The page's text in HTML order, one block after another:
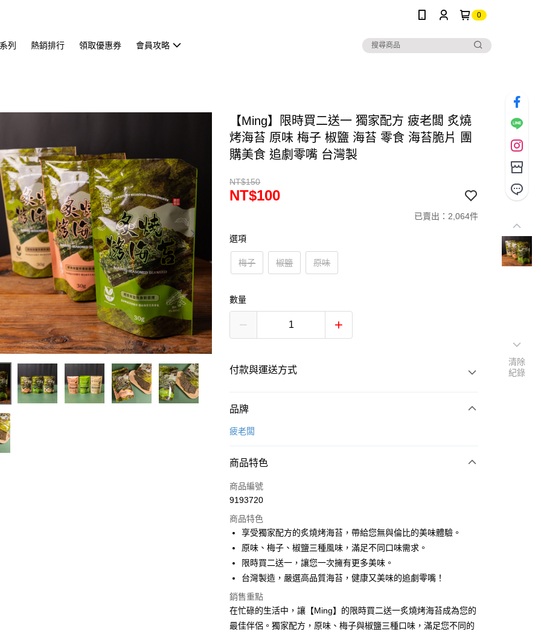
0
列 熱銷排行 領取優惠券 會員攻略
【Ming】限時買二送一 獨家配方 疲老闆 炙燒
烤海苔 原味 梅子 椒鹽 海苔 零食 海苔脆片 團
購美食 追劇零嘴 台灣製
NT$150
NT$100
已賣出：2,064件
選項
梅子 椒鹽 原味
數量
付款與運送方式
付款方式
信用卡一次付款
ATM付款
運送方式
付款後全家取貨
每筆NT$100
付款後7-11取貨
每筆NT$100
品牌
疲老闆
商品特色
商品編號
9193720
商品特色
享受獨家配方的炙燒烤海苔，帶給您無與倫比的美味體驗。
原味、梅子、椒鹽三種風味，滿足不同口味需求。
限時買二送一，讓您一次擁有更多美味。
台灣製造，嚴選高品質海苔，健康又美味的追劇零嘴！
銷售重點
在忙碌的生活中，讓【Ming】的限時買二送一炙燒烤海苔成為您的
最佳伴侶。獨家配方，原味、梅子與椒鹽三種口味，滿足您不同的
清除
紀錄